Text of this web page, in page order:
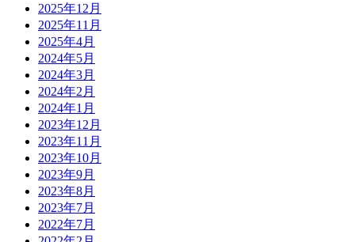
2025年12月
2025年11月
2025年4月
2024年5月
2024年3月
2024年2月
2024年1月
2023年12月
2023年11月
2023年10月
2023年9月
2023年8月
2023年7月
2022年7月